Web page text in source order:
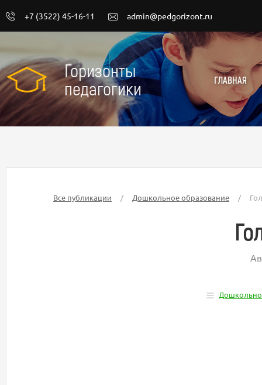
+7 (3522) 45-16-11 admin@pedgorizont.ru
Горизонты
педагогики
ГЛАВНАЯ
Все публикации / Дошкольное образование /